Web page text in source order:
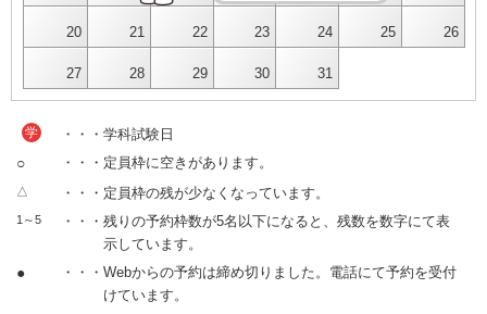
20 21 22 23 24 25 26
27 28 29 30 31
学 ・・・学科試験日
○ ・・・定員枠に空きがあります。
△ ・・・定員枠の残が少なくなっています。
1～5
・・・残りの予約枠数が5名以下になると、残数を数字にて表
示しています。
●
・・・Webからの予約は締め切りました。電話にて予約を受付
けています。